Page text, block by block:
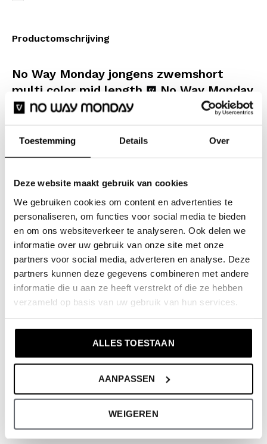
Toestemming Details Over
Deze website maakt gebruik van cookies
We gebruiken cookies om content en advertenties te
personaliseren, om functies voor social media te bieden
en om ons websiteverkeer te analyseren. Ook delen we
informatie over uw gebruik van onze site met onze
partners voor social media, adverteren en analyse. Deze
partners kunnen deze gegevens combineren met andere
informatie die u aan ze heeft verstrekt of die ze hebben
verzameld op basis van uw gebruik van hun services.
ALLES TOESTAAN
AANPASSEN
WEIGEREN
Productomschrijving
No Way Monday jongens zwemshort
multi color mid length
No Way Monday
kinderkleding
Monday jongens zwemshort in felle kleuren! De
voor een energieke look die perfect past bij actieve
zomerdagen. De short is voorzien van een elastische
tailleband en trekkoord, waardoor hij goed blijft zitten
tijdens het duiken en spelen. Het sneldrogende
materiaal zorgt ervoor dat je in no-time weer klaar
bent voor je volgende avontuur in de zon.
Specificaties
Merk: No Way Monday
Seizoen: Spring/Summer 2026
Collectie: Jongenskleding (vanaf maat 92) /
Babykleding (44-86)
Type:Zwemkleding
Kleur: White + multi colour
Samenstelling: 95% Polyester/ 5% Elastane